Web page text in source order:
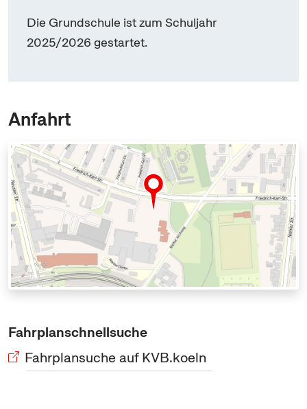
Die Grundschule ist zum Schuljahr
2025/2026 gestartet.
Anfahrt
Fahrplanschnellsuche
Fahrplansuche auf KVB.koeln